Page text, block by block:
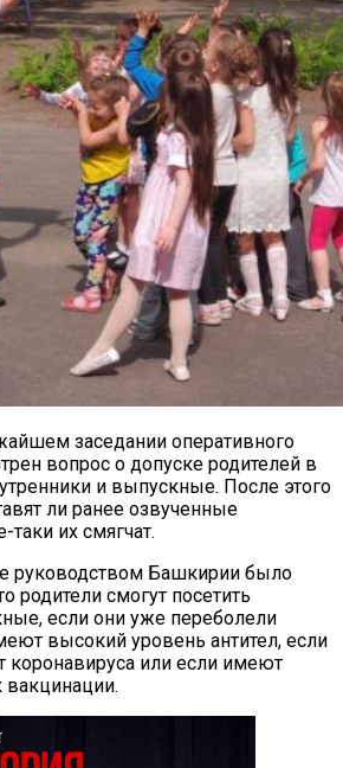
заседании оперативного
вопрос о допуске родителей в
и выпускные. После этого
ли ранее озвученные
таки их смягчат.
руководством Башкирии было
родители смогут посетить
если они уже переболели
высокий уровень антител, если
коронавируса или если имеют
вакцинации.